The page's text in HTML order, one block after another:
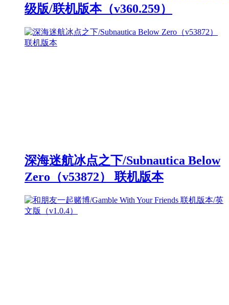
级版/联机版本（v360.259）
深海迷航冰点之下/Subnautica Below
Zero（v53872） 联机版本